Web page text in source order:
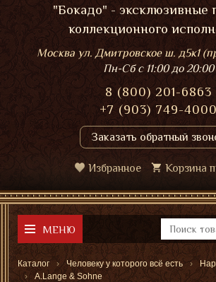
"Бокадо" - эксклюзивные
коллекционного
Москва ул. Дмитровское ш. д5к1
Пн-Сбс 11:00 до 20:00
8 (800) 201-6863
+7 (903) 749-4000
Заказать обратный
Избранное Корзина
МЕНЮ
Каталог Человеку у которого всё есть
A.Lange & Sohne